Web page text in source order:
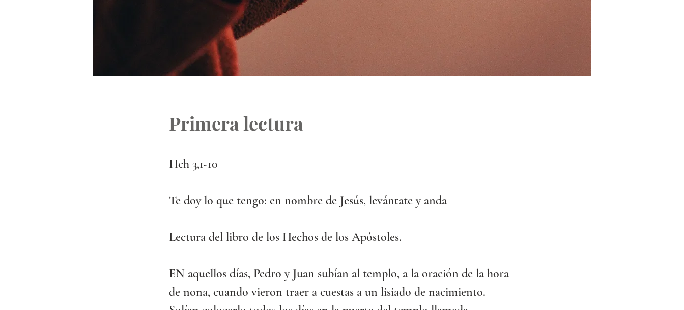
Primera lectura
Hch 3,1-10
Te doy lo que tengo: en nombre de Jesús, levántate y anda
Lectura del libro de los Hechos de los Apóstoles.
EN aquellos días, Pedro y Juan subían al templo, a la oración de la hora
de nona, cuando vieron traer a cuestas a un lisiado de nacimiento.